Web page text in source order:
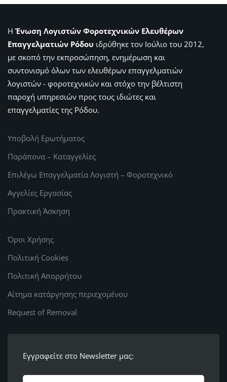
Η Ένωση Λογιστών Φοροτεχνικών Ελευθέρων
Επαγγελματιών Ρόδου ιδρύθηκε τον Ιούλιο του 2012,
με σκοπό την εκπροσώπηση, ενημέρωση και
συντονισμό όλων των ελευθέρων επαγγελματιών
λογιστών - φοροτεχνικών και στόχο την βέλτιστη
παροχή υπηρεσιών προς τους ιδιώτες και
επαγγελματίες της Ρόδου.
Υποβολή Ερωτήματος
Παράπονα – Καταγγελίες
Επιλέγω Επαγγελματία Λογιστή – Φοροτεχνικό
Αγγελίες Εργασίας
Πρακτική Άσκηση
Όροι Χρήσης
Πολιτική Cookies
Πολιτική Απορρήτου
Αίτημα κατάργησης περιεχομένου
Request of Removal
Εγγραφείτε στο Newsletter μας: